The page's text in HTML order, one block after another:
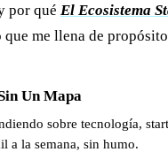
por qué El Ecosistema
me llena de
Un Mapa
sobre tecnología,
a la semana, sin humo.